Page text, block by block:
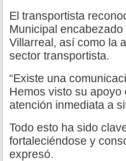
El transportista
Municipal
Villarreal, así como la
sector transportista.
“Existe una
Hemos visto su
atención inmediata a
Todo esto ha sido
fortaleciéndose y
expresó.